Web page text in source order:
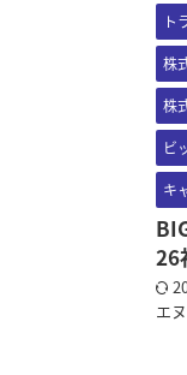
ト
株
株
ビ
キ
26
エ